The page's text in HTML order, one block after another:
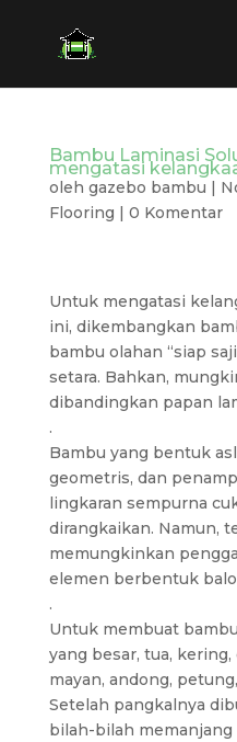
Bambu Laminasi
mengatasi
oleh gazebo bambu |
Flooring | 0 Komentar
Untuk mengatasi
ini, dikembangkan
bambu olahan “siap
setara. Bahkan,
dibandingkan papan
.
Bambu yang bentuk
geometris, dan
lingkaran sempurna
dirangkaikan. Namun,
memungkinkan
elemen berbentuk
.
Untuk membuat
yang besar, tua,
mayan, andong,
Setelah pangkalnya
bilah-bilah